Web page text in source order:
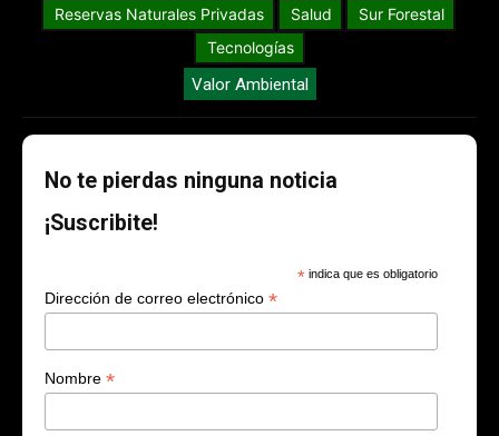
Reservas Naturales Privadas
Salud
Sur Forestal
Tecnologías
Valor Ambiental
No te pierdas ninguna noticia
¡Suscribite!
* indica que es obligatorio
Dirección de correo electrónico *
Nombre *